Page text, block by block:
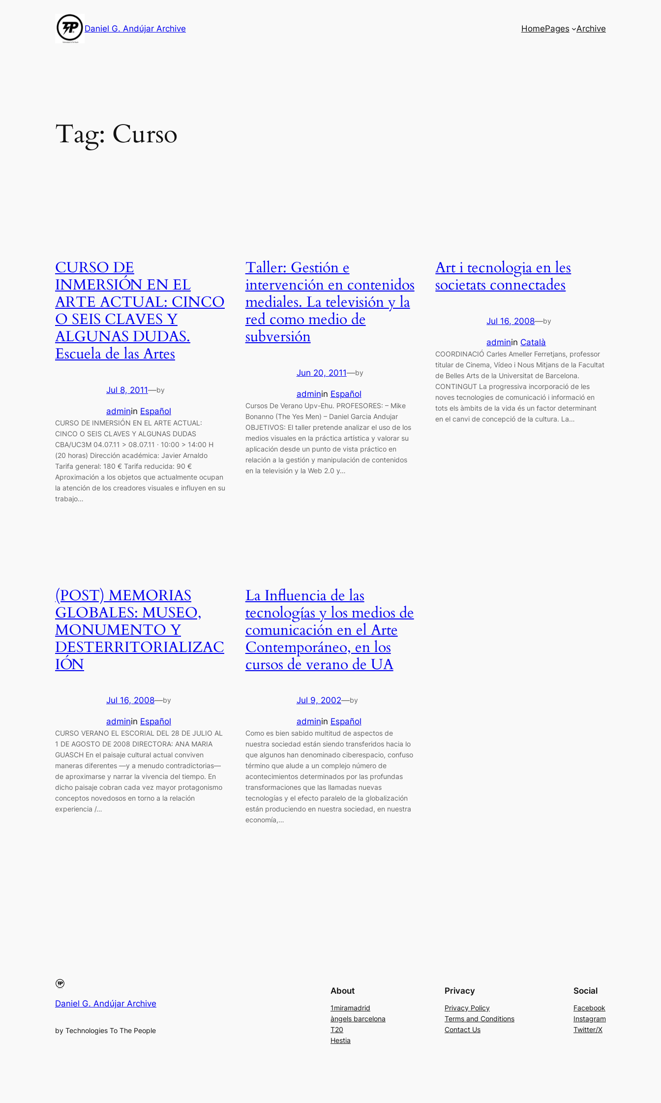
Daniel G. Andújar Archive HomePages Archive
Tag: Curso
CURSO DE
INMERSIÓN EN EL
ARTE ACTUAL: CINCO
O SEIS CLAVES Y
ALGUNAS DUDAS.
Escuela de las Artes
Jul 8, 2011—by
adminin Español
CURSO DE INMERSIÓN EN EL ARTE ACTUAL:
CINCO O SEIS CLAVES Y ALGUNAS DUDAS
CBA/UC3M 04.07.11 > 08.07.11 · 10:00 > 14:00 H
(20 horas) Dirección académica: Javier Arnaldo
Tarifa general: 180 € Tarifa reducida: 90 €
Aproximación a los objetos que actualmente ocupan
la atención de los creadores visuales e influyen en su
trabajo…
Taller: Gestión e
intervención en contenidos
mediales. La televisión y la
red como medio de
subversión
Jun 20, 2011—by
adminin Español
Cursos De Verano Upv-Ehu. PROFESORES: – Mike
Bonanno (The Yes Men) – Daniel Garcia Andujar
OBJETIVOS: El taller pretende analizar el uso de los
medios visuales en la práctica artística y valorar su
aplicación desde un punto de vista práctico en
relación a la gestión y manipulación de contenidos
en la televisión y la Web 2.0 y…
Art i tecnologia en les
societats connectades
Jul 16, 2008—by
adminin Català
COORDINACIÓ Carles Ameller Ferretjans, professor
titular de Cinema, Vídeo i Nous Mitjans de la Facultat
de Belles Arts de la Universitat de Barcelona.
CONTINGUT La progressiva incorporació de les
noves tecnologies de comunicació i informació en
tots els àmbits de la vida és un factor determinant
en el canvi de concepció de la cultura. La…
(POST) MEMORIAS
GLOBALES: MUSEO,
MONUMENTO Y
DESTERRITORIALIZAC
IÓN
Jul 16, 2008—by
adminin Español
CURSO VERANO EL ESCORIAL DEL 28 DE JULIO AL
1 DE AGOSTO DE 2008 DIRECTORA: ANA MARIA
GUASCH En el paisaje cultural actual conviven
maneras diferentes —y a menudo contradictorias—
de aproximarse y narrar la vivencia del tiempo. En
dicho paisaje cobran cada vez mayor protagonismo
conceptos novedosos en torno a la relación
experiencia /…
La Influencia de las
tecnologías y los medios de
comunicación en el Arte
Contemporáneo, en los
cursos de verano de UA
Jul 9, 2002—by
adminin Español
Como es bien sabido multitud de aspectos de
nuestra sociedad están siendo transferidos hacia lo
que algunos han denominado ciberespacio, confuso
término que alude a un complejo número de
acontecimientos determinados por las profundas
transformaciones que las llamadas nuevas
tecnologías y el efecto paralelo de la globalización
están produciendo en nuestra sociedad, en nuestra
economía,…
Daniel G. Andújar Archive
by Technologies To The People
About
1miramadrid
àngels barcelona
T20
Hestia
Privacy
Privacy Policy
Terms and Conditions
Contact Us
Social
Facebook
Instagram
Twitter/X